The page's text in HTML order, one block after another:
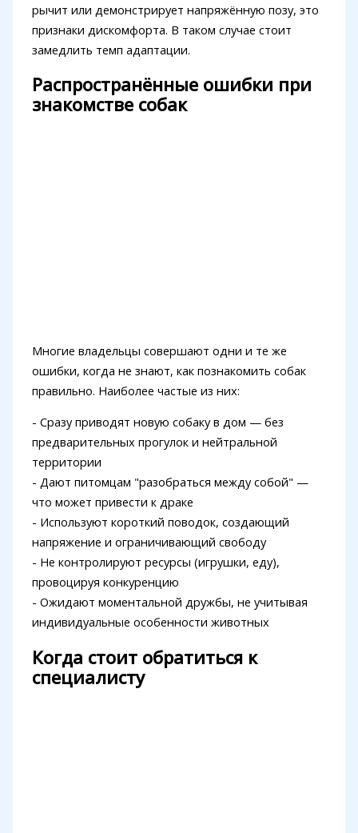
рычит или демонстрирует напряжённую позу, это
признаки дискомфорта. В таком случае стоит
замедлить темп адаптации.
Распространённые ошибки при
знакомстве собак
Многие владельцы совершают одни и те же
ошибки, когда не знают, как познакомить собак
правильно. Наиболее частые из них:
- Сразу приводят новую собаку в дом — без
предварительных прогулок и нейтральной
территории
- Дают питомцам "разобраться между собой" —
что может привести к драке
- Используют короткий поводок, создающий
напряжение и ограничивающий свободу
- Не контролируют ресурсы (игрушки, еду),
провоцируя конкуренцию
- Ожидают моментальной дружбы, не учитывая
индивидуальные особенности животных
Когда стоит обратиться к
специалисту